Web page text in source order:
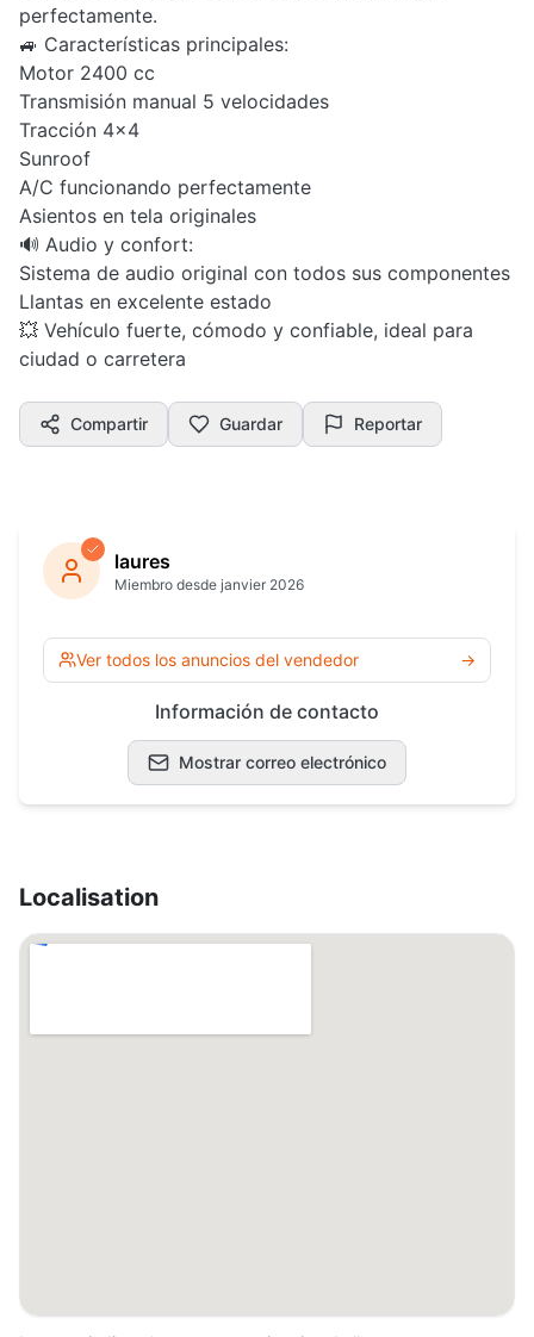
perfectamente.
🚙 Características principales:
Motor 2400 cc
Transmisión manual 5 velocidades
Tracción 4x4
Sunroof
A/C funcionando perfectamente
Asientos en tela originales
🔊 Audio y confort:
Sistema de audio original con todos sus componentes
Llantas en excelente estado
💥 Vehículo fuerte, cómodo y confiable, ideal para
ciudad o carretera
Compartir Guardar Reportar
laures
Miembro desde janvier 2026
Ver todos los anuncios del vendedor →
Información de contacto
Mostrar correo electrónico
Localisation